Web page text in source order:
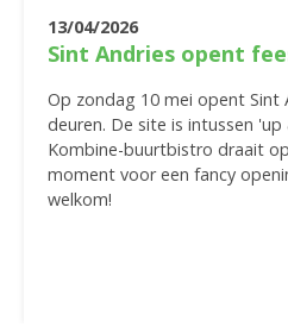
13/04/2026
Sint Andries opent
Op zondag 10 mei opent Sint
deuren. De site is intussen
Kombine-buurtbistro draait
moment voor een fancy
welkom!